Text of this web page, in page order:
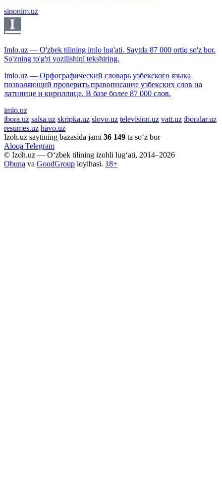
sinonim.uz
Imlo.uz — O'zbek tilining imlo lug'ati. Saytda 87 000 ortiq so'z bor.
So'zning to'g'ri yozilishini tekshiring.
Imlo.uz — Орфографический словарь узбекского языка
позволяющий проверить правописание узбекских слов на
латинице и кириллице. В базе более 87 000 слов.
imlo.uz
ibora.uz salsa.uz skripka.uz slovo.uz television.uz vatt.uz iboralar.uz
resumes.uz havo.uz
Izoh.uz saytining bazasida jami 36 149 ta so‘z bor
Aloqa Telegram
© Izoh.uz — O‘zbek tilining izohli lug‘ati, 2014–2026
Obuna va GoodGroup loyihasi. 18+